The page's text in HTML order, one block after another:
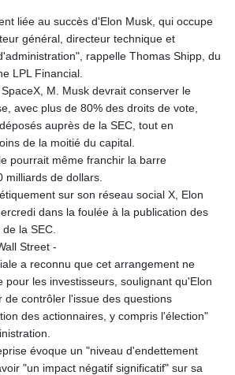
liée au succès d'Elon Musk, qui occupe
général, directeur technique et
rappelle Thomas Shipp, du
LPL Financial.
M. Musk devrait conserver le
avec plus de 80% des droits de vote,
auprès de la SEC, tout en
de la moitié du capital.
pourrait même franchir la barre
milliards de dollars.
sur son réseau social X, Elon
dans la foulée à la publication des
la SEC.
Street -
a reconnu que cet arrangement ne
pour les investisseurs, soulignant qu'Elon
de contrôler l'issue des questions
des actionnaires, y compris l'élection"
évoque un "niveau d'endettement
"un impact négatif significatif" sur sa